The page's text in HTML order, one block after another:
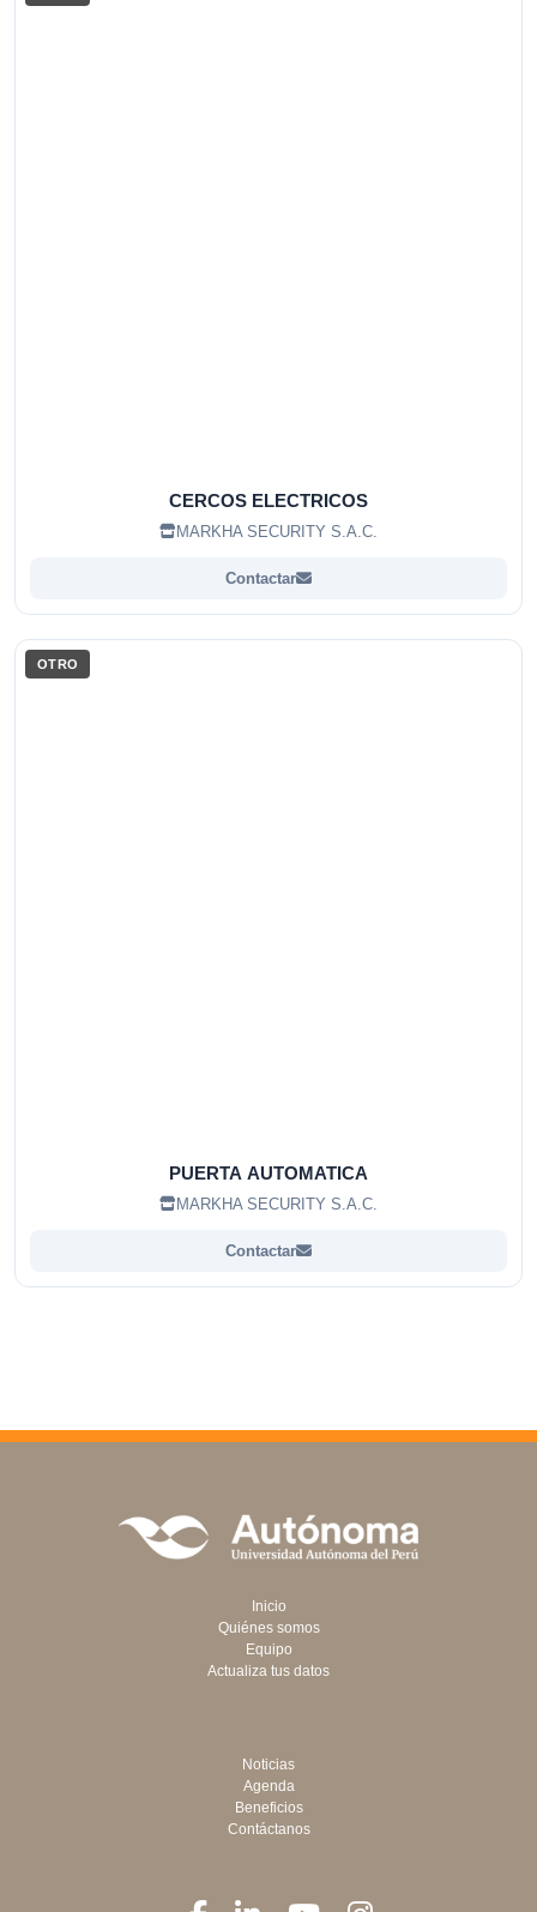
CERCOS ELECTRICOS
MARKHA SECURITY S.A.C.
Contactar
OTRO
PUERTA AUTOMATICA
MARKHA SECURITY S.A.C.
Contactar
Inicio
Quiénes somos
Equipo
Actualiza tus datos
Noticias
Agenda
Beneficios
Contáctanos